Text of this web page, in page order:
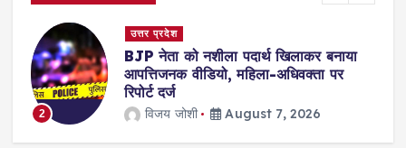
उत्तर प्रदेश
BJP नेता को नशीला पदार्थ खिलाकर बनाया
आपत्तिजनक वीडियो, महिला-अधिवक्ता पर
रिपोर्ट दर्ज
विजय जोशी August 7, 2026